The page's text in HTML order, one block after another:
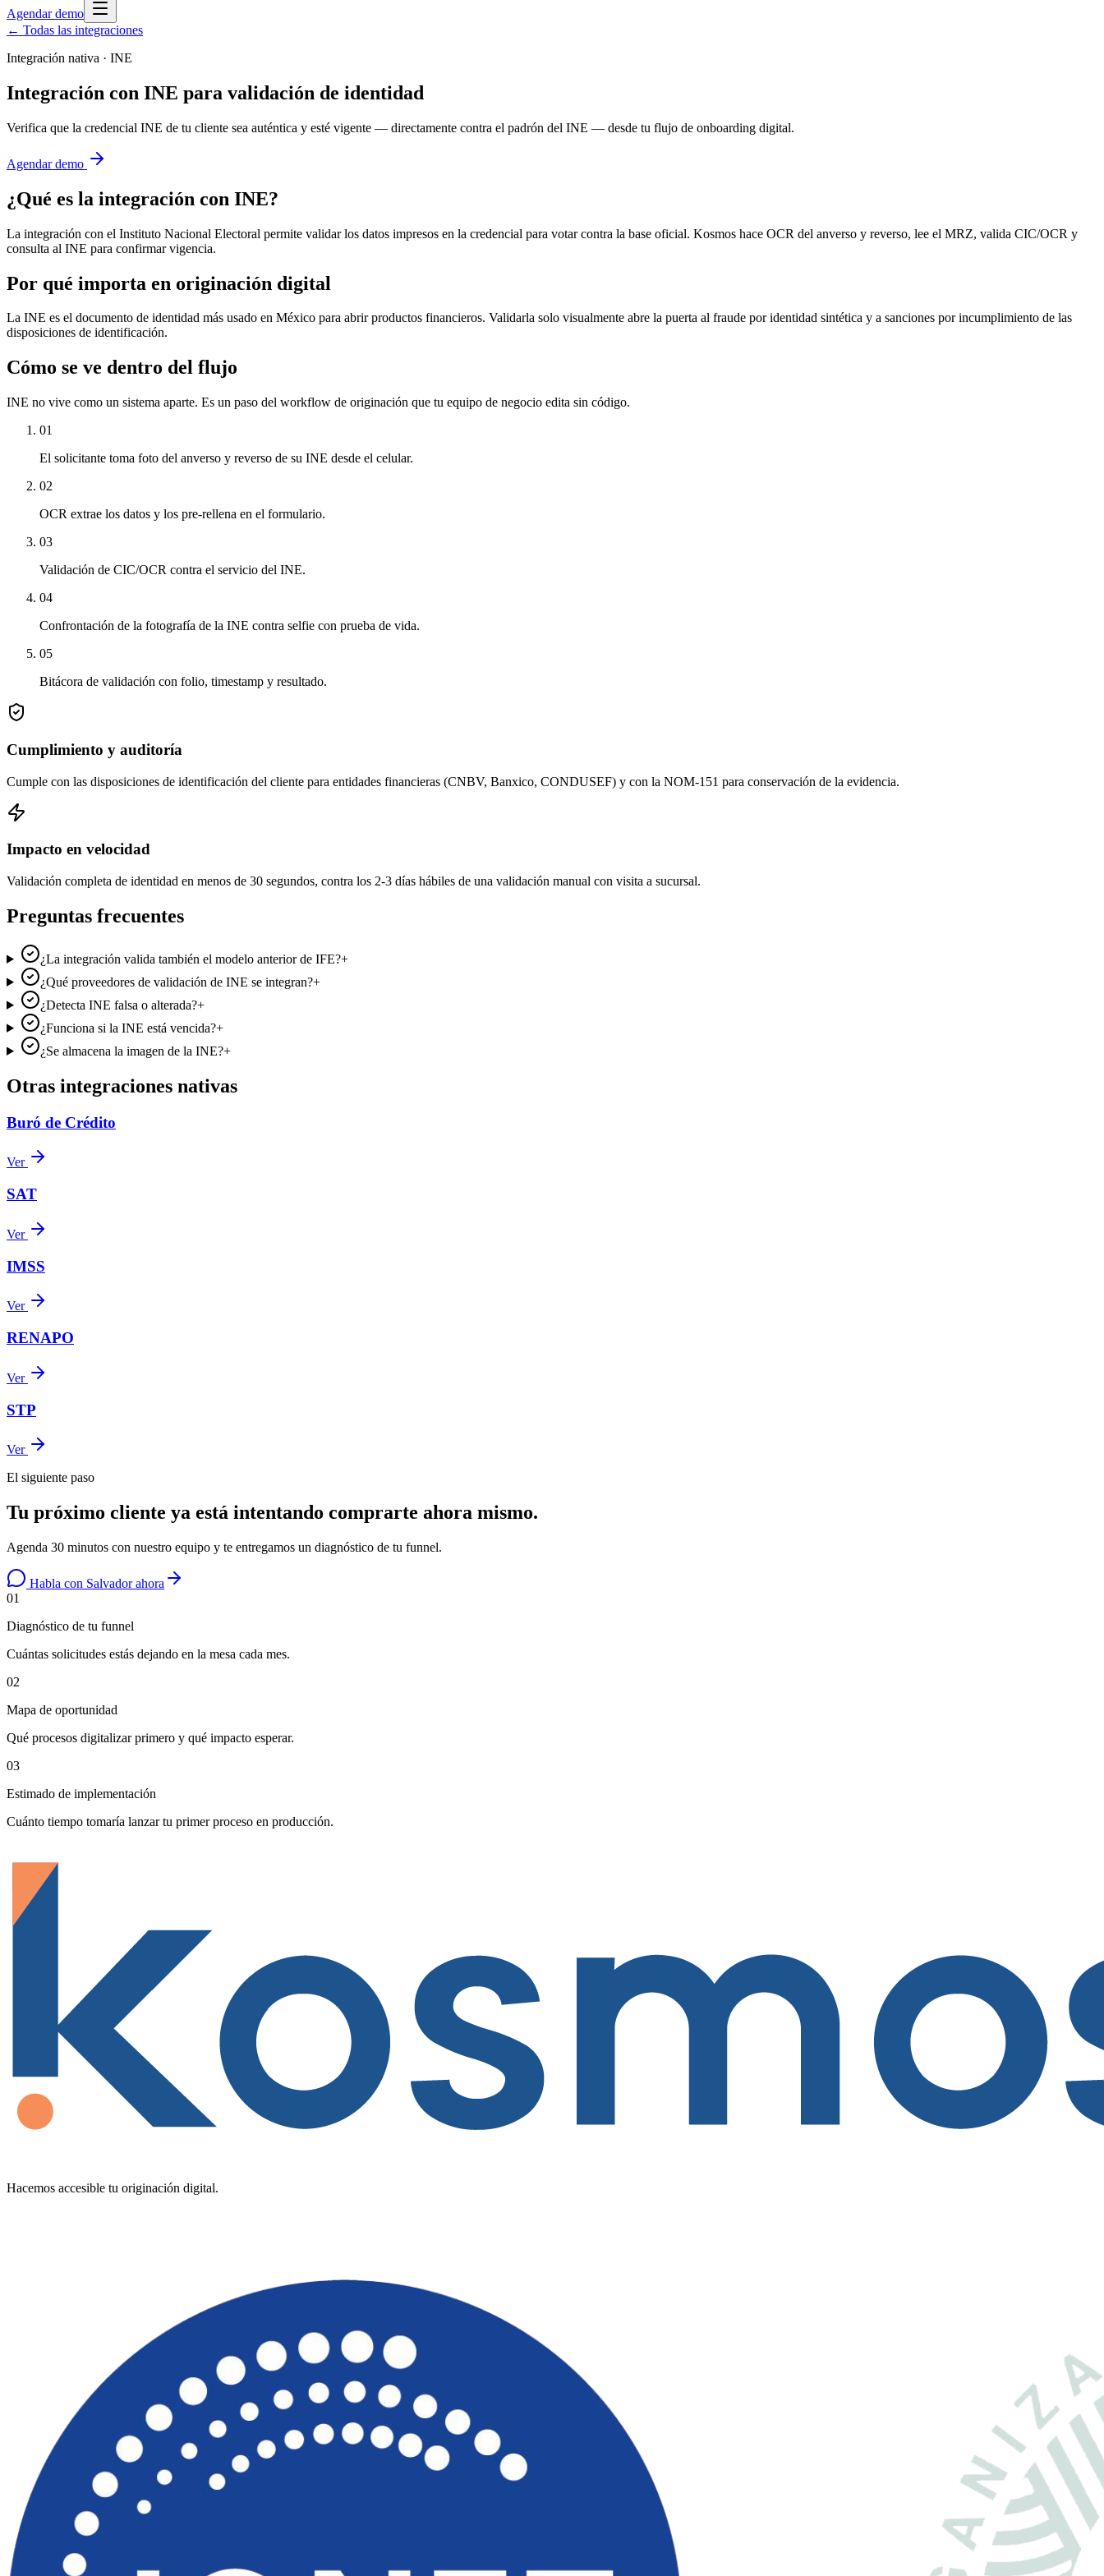
Agendar demo
← Todas las integraciones
Integración nativa · INE
Integración con INE para validación de identidad
Verifica que la credencial INE de tu cliente sea auténtica y esté vigente — directamente contra el padrón del INE — desde tu flujo de onboarding digital.
Agendar demo
¿Qué es la integración con INE?
La integración con el Instituto Nacional Electoral permite validar los datos impresos en la credencial para votar contra la base oficial. Kosmos hace OCR del anverso y reverso, lee el MRZ, valida CIC/OCR y
consulta al INE para confirmar vigencia.
Por qué importa en originación digital
La INE es el documento de identidad más usado en México para abrir productos financieros. Validarla solo visualmente abre la puerta al fraude por identidad sintética y a sanciones por incumplimiento de las
disposiciones de identificación.
Cómo se ve dentro del flujo
INE no vive como un sistema aparte. Es un paso del workflow de originación que tu equipo de negocio edita sin código.
01
El solicitante toma foto del anverso y reverso de su INE desde el celular.
02
OCR extrae los datos y los pre-rellena en el formulario.
03
Validación de CIC/OCR contra el servicio del INE.
04
Confrontación de la fotografía de la INE contra selfie con prueba de vida.
05
Bitácora de validación con folio, timestamp y resultado.
Cumplimiento y auditoría
Cumple con las disposiciones de identificación del cliente para entidades financieras (CNBV, Banxico, CONDUSEF) y con la NOM-151 para conservación de la evidencia.
Impacto en velocidad
Validación completa de identidad en menos de 30 segundos, contra los 2-3 días hábiles de una validación manual con visita a sucursal.
Preguntas frecuentes
¿La integración valida también el modelo anterior de IFE?+
¿Qué proveedores de validación de INE se integran?+
¿Detecta INE falsa o alterada?+
¿Funciona si la INE está vencida?+
¿Se almacena la imagen de la INE?+
Otras integraciones nativas
Buró de Crédito
Ver
SAT
Ver
IMSS
Ver
RENAPO
Ver
STP
Ver
El siguiente paso
Tu próximo cliente ya está intentando comprarte ahora mismo.
Agenda 30 minutos con nuestro equipo y te entregamos un diagnóstico de tu funnel.
Habla con Salvador ahora
01
Diagnóstico de tu funnel
Cuántas solicitudes estás dejando en la mesa cada mes.
02
Mapa de oportunidad
Qué procesos digitalizar primero y qué impacto esperar.
03
Estimado de implementación
Cuánto tiempo tomaría lanzar tu primer proceso en producción.
Hacemos accesible tu originación digital.